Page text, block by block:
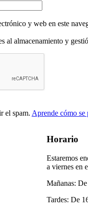
y web en este
al almacenamiento y
el spam. Aprende cómo se
Horario
Estaremos
a viernes en
Mañanas:
Tardes: De